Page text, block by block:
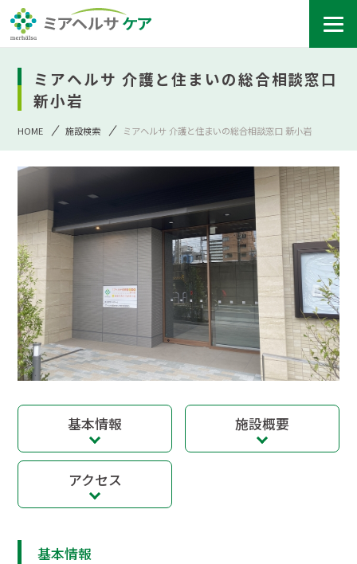
ミアヘルサ 介護と住まいの総合相談窓口
新小岩
HOME 施設検索 ミアヘルサ 介護と住まいの総合相談窓口 新小岩
基本情報 施設概要
アクセス
基本情報